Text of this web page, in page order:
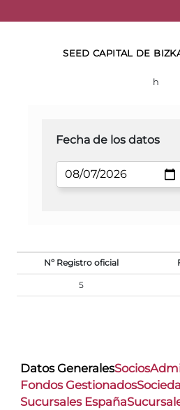
SEED CAPITAL DE
h
Fecha de los datos
Nº Registro oficial
5
Datos GeneralesSocios
Fondos Gestionados
Sucursales España